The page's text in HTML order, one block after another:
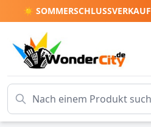
☀️ SOMMERSCHLUSSVERKAUF